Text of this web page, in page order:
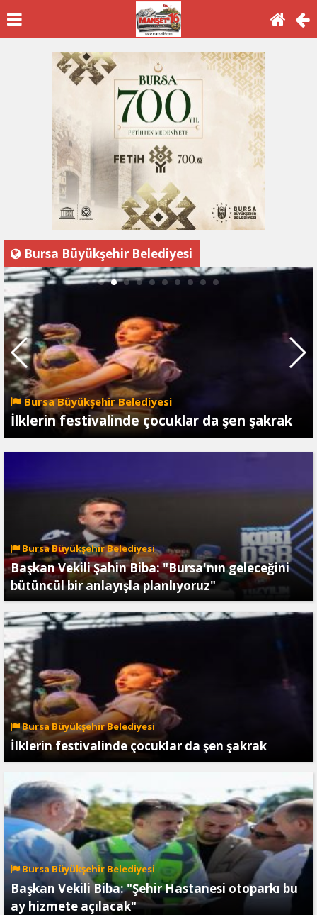
Bursa Büyükşehir Belediyesi
Bursa Büyükşehir Belediyesi
İlklerin festivalinde çocuklar da şen şakrak
Bursa Büyükşehir Belediyesi
Başkan Vekili Şahin Biba: "Bursa'nın geleceğini
bütüncül bir anlayışla planlıyoruz"
Bursa Büyükşehir Belediyesi
İlklerin festivalinde çocuklar da şen şakrak
Bursa Büyükşehir Belediyesi
Başkan Vekili Biba: "Şehir Hastanesi otoparkı bu
ay hizmete açılacak"